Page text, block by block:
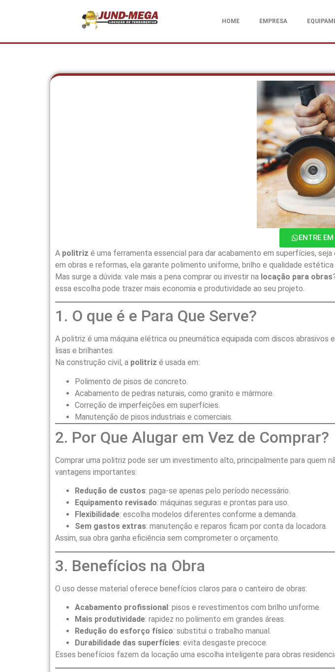
HOME EMPRESA
ENTRE
A politriz é uma ferramenta essencial para dar acabamento em superfícies,
em obras e reformas, ela garante polimento uniforme, brilho e qualidade
Mas surge a dúvida: vale mais a pena comprar ou investir na locação para obras
essa escolha pode trazer mais economia e produtividade ao seu projeto.
1. O que é e Para Que Serve?
A politriz é uma máquina elétrica ou pneumática equipada com discos
lisas e brilhantes.
Na construção civil, a politriz é usada em:
Polimento de pisos de concreto.
Acabamento de pedras naturais, como granito e mármore.
Correção de imperfeições em superfícies.
Manutenção de pisos industriais e comerciais.
2. Por Que Alugar em Vez de Comprar?
Comprar uma politriz pode ser um investimento alto, principalmente para quem
vantagens importantes:
Redução de custos: paga-se apenas pelo período necessário.
Equipamento revisado: máquinas seguras e prontas para uso.
Flexibilidade: escolha modelos diferentes conforme a demanda.
Sem gastos extras: manutenção e reparos ficam por conta da locadora.
Assim, sua obra ganha eficiência sem comprometer o orçamento.
3. Benefícios na Obra
O uso desse material oferece benefícios claros para o canteiro de obras:
Acabamento profissional: pisos e revestimentos com brilho uniforme.
Mais produtividade: rapidez no polimento em grandes áreas.
Redução do esforço físico: substitui o trabalho manual.
Durabilidade das superfícies: evita desgaste precoce.
Esses benefícios fazem da locação uma escolha inteligente para obras